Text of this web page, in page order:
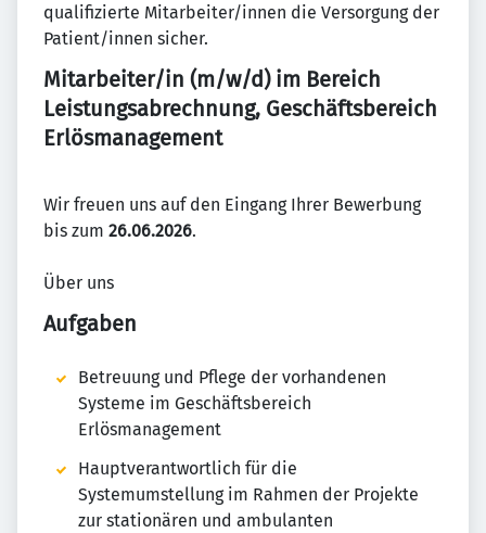
qualifizierte Mitarbeiter/innen die Versorgung der
Patient/innen sicher.
Mitarbeiter/in (m/w/d) im Bereich
Leistungsabrechnung, Geschäftsbereich
Erlösmanagement
Wir freuen uns auf den Eingang Ihrer Bewerbung
bis zum 26.06.2026.
Über uns
Aufgaben
Betreuung und Pflege der vorhandenen
Systeme im Geschäftsbereich
Erlösmanagement
Hauptverantwortlich für die
Systemumstellung im Rahmen der Projekte
zur stationären und ambulanten